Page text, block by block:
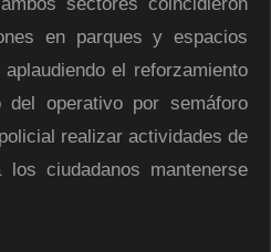
en parques y espacios
el reforzamiento
operativo por semáforo
realizar actividades de
los ciudadanos mantenerse